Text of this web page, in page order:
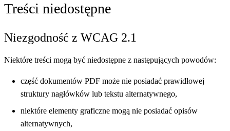
Treści niedostępne
Niezgodność z WCAG 2.1
Niektóre treści mogą być niedostępne z następujących powodów:
część dokumentów PDF może nie posiadać prawidłowej
struktury nagłówków lub tekstu alternatywnego,
niektóre elementy graficzne mogą nie posiadać opisów
alternatywnych,